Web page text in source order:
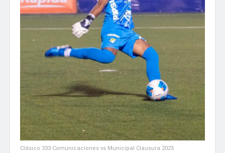
Clásico 333 Comunicaciones vs Municipal Clausura 2025